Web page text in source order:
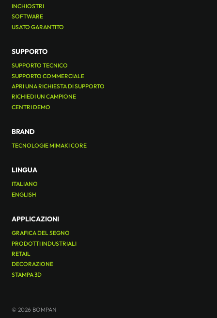
INCHIOSTRI
SOFTWARE
USATO GARANTITO
SUPPORTO
SUPPORTO TECNICO
SUPPORTO COMMERCIALE
APRI UNA RICHIESTA DI SUPPORTO
RICHIEDI UN CAMPIONE
CENTRI DEMO
BRAND
TECNOLOGIE MIMAKI CORE
LINGUA
ITALIANO
ENGLISH
APPLICAZIONI
GRAFICA DEL SEGNO
PRODOTTI INDUSTRIALI
RETAIL
DECORAZIONE
STAMPA 3D
© 2026 BOMPAN